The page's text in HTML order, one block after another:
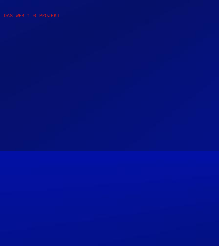
DAS WEB 1.0 PROJEKT